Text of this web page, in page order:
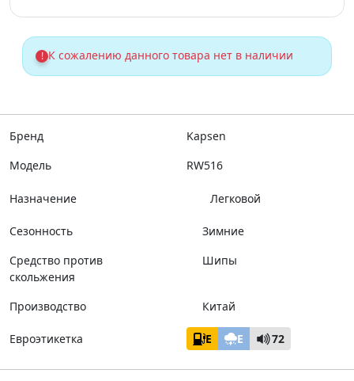
! К сожалению данного товара нет в наличии
Бренд
Kapsen
Модель
RW516
Назначение Легковой
Сезонность
Зимние
Средство против
скольжения
Шипы
Производство Китай
Евроэтикетка E E 72